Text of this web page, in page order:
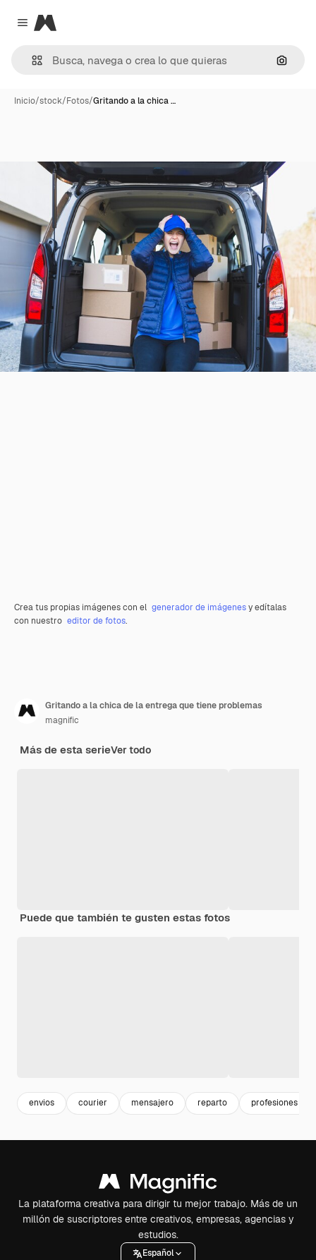
Close menu
Magnific
Inicio/stock/Fotos/Gritando a la chica …
Crea tus propias imágenes con el generador de imágenesy edítalas
con nuestro editor de fotos.
Gritando a la chica de la entrega que tiene problemas
magnific
Más de esta serieVer todo
Puede que también te gusten estas fotos
envios courier mensajero reparto profesiones
La plataforma creativa para dirigir tu mejor trabajo. Más de un
millón de suscriptores entre creativos, empresas, agencias y
estudios.
Español